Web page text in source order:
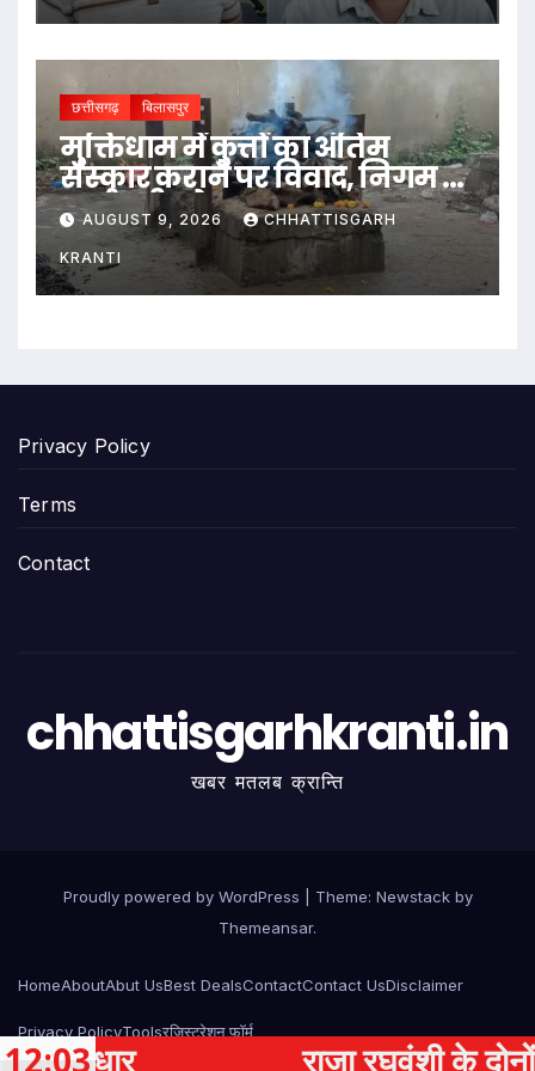
छत्तीसगढ़ बिलासपुर
मुक्तिधाम में कुत्तों का अंतिम
संस्कार कराने पर विवाद, निगम ने
कर्मचारी को हटाया
AUGUST 9, 2026 CHHATTISGARH
KRANTI
Privacy Policy
Terms
Contact
chhattisgarhkranti.in
खबर मतलब क्रान्ति
Proudly powered by WordPress Theme: Newstackby
Themeansar.
HomeAboutAbut UsBest DealsContactContact UsDisclaimer
Privacy PolicyToolsरजिस्ट्रेशन फॉर्म
राजा रघुवंशी के दोनों
12:03